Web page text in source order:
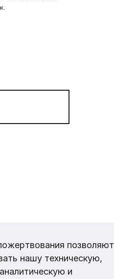
позволяют
нашу техническую,
и